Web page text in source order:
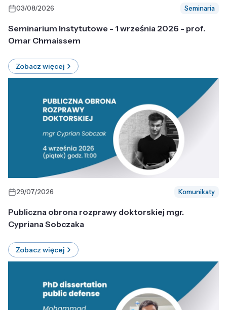
03/08/2026 Seminaria
Seminarium Instytutowe - 1 września 2026 - prof.
Omar Chmaissem
Zobacz więcej
29/07/2026 Komunikaty
Publiczna obrona rozprawy doktorskiej mgr.
Cypriana Sobczaka
Zobacz więcej